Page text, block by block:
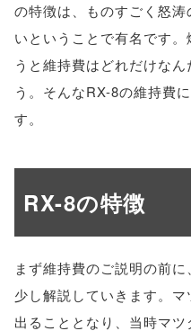
の特徴は、ものすごく怒
いということで有名です
うと維持費はどれだけな
う。そんなRX-8の維持費
す。
RX-8の特徴
まず維持費のご説明の前
少し解説していきます。
出ることとなり、当時マ